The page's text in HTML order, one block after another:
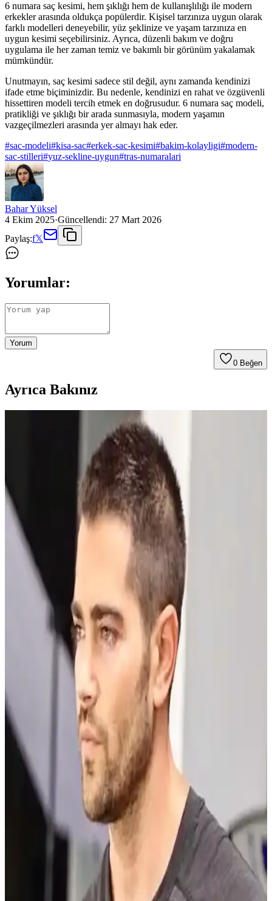
6 numara saç kesimi, hem şıklığı hem de kullanışlılığı ile modern
erkekler arasında oldukça popülerdir. Kişisel tarzınıza uygun olarak
farklı modelleri deneyebilir, yüz şeklinize ve yaşam tarzınıza en
uygun kesimi seçebilirsiniz. Ayrıca, düzenli bakım ve doğru
uygulama ile her zaman temiz ve bakımlı bir görünüm yakalamak
mümkündür.
Unutmayın, saç kesimi sadece stil değil, aynı zamanda kendinizi
ifade etme biçiminizdir. Bu nedenle, kendinizi en rahat ve özgüvenli
hissettiren modeli tercih etmek en doğrusudur. 6 numara saç modeli,
pratikliği ve şıklığı bir arada sunmasıyla, modern yaşamın
vazgeçilmezleri arasında yer almayı hak eder.
#sac-modeli#kisa-sac#erkek-sac-kesimi#bakim-kolayligi#modern-
sac-stilleri#yuz-sekline-uygun#tras-numaralari
Bahar Yüksel
4 Ekim 2025·Güncellendi: 27 Mart 2026
Paylaş:f𝕏
Yorumlar:
Yorum
0 Beğen
Ayrıca Bakınız
Üç Numara Saç Modelleri: Teknik Detaylar ve
Estetik Avantajlar Hakkında Bilgi
Üç numara saç modelleri, 3 mm uzunluğunda kısa ve pratik kesim
sunar. Sıcak iklimler ve yoğun yaşam için ideal, estetik ve bakımı
kolay bir saç stilidir.
NISHMAN M4 Ultra Sert Mat Wax: Güçlü ve Uzun
Süreli Saç Şekillendirme Ürünü
NISHMAN M4 Ultra Sert Mat Wax, yüksek tutuculuğu ve mat
görünümü ile saç şekillendirmede etkili, kolay kullanımlı ve uzun
süre kalıcı bir ürün, tüm saç tiplerine uygun, suda çözünebilir
özellikte.
Saç Ayrımının Saç Sağlığı Üzerindeki Etkileri ve
Korunma Yöntemleri
Saç ayrımı saç sağlığına doğrudan zarar vermez ancak sürekli aynı
noktadan yapılan ayrım ve sıkı saç modelleri saç dökülmesine yol
açabilir. Genetik dökülme ise farklıdır. Korunma yöntemleri
Uzun Yüz Şekline Uygun Saç Modelleri ve Saç
Bakımı Önerileri
Uzun yüz şekline sahip kadınlar için katlı kesimler, dalgalı saçlar ve
perçemler yüz hatlarını dengeler. Saç ayrımı ve hacim artırma
teknikleriyle estetik bir görünüm elde edilir. Saç bakımı ise sağlıklı
saçlar için önemlidir.
Esmer Erkek Saç Modelleri: Yüz Şekline ve Saç
Dokunuza Uygun Stil Önerileri
Esmer erkekler için saç modeli seçimi, yüz şekli ve saç dokusuna
uygun stil önerileriyle doğal çekiciliğinizi artırır. Kısa, orta ve uzun
saç modelleri ile bakım tüyoları burada.
Dore Sarı Saç Renkleri: Doğal Altın Tonları ve
Bakım Önerileriyle Parlaklık